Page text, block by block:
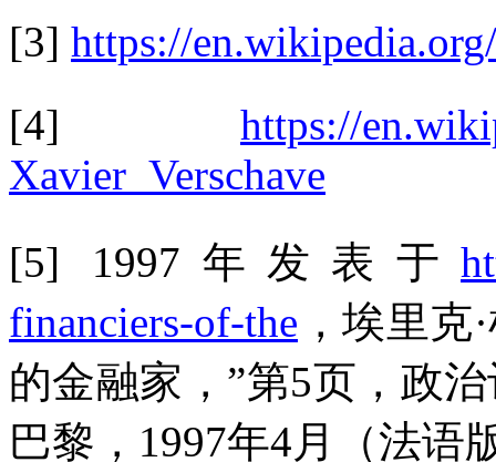
[3] https://
[4] https://
Xavier_Verschave
[5] 1997 年发表于
financiers-of-the ，埃里克
的金融家， ”第5页，政
巴黎， 1997年4月（法语